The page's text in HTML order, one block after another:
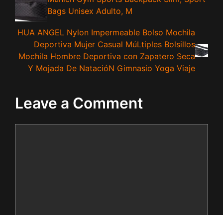
Bags Unisex Adulto, M
HUA ANGEL Nylon Impermeable Bolso Mochila
Deportiva Mujer Casual MúLtiples Bolsillos
Mochila Hombre Deportiva con Zapatero Seca
Y Mojada De NatacióN Gimnasio Yoga Viaje
Leave a Comment